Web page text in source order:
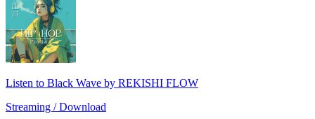
Listen to Black Wave by REKISHI FLOW
Streaming / Download